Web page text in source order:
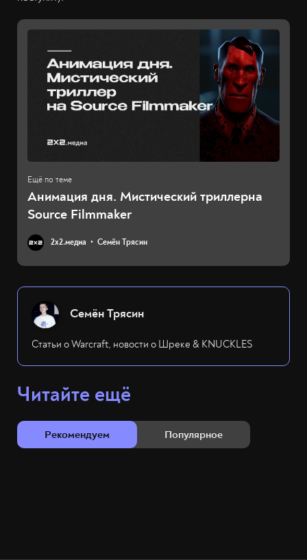
Анимация дня. Мистический триллерна
Source Filmmaker
2х2.медиа Семён Трясин
Семён Трясин
Статьи о Warcraft, новости о Шреке & KNUCKLES
Читайте ещё
Рекомендуем Популярное